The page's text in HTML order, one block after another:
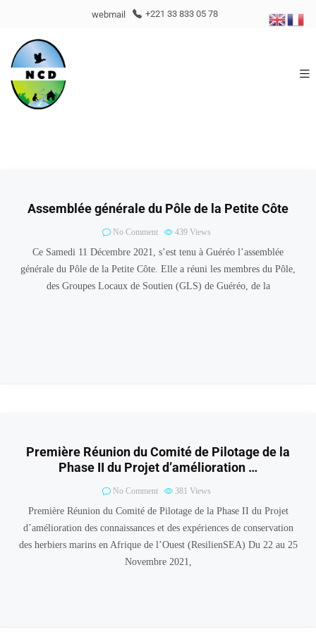
webmail +221 33 833 05 78
Assemblée générale du Pôle de la Petite Côte
No Comment 439 Views
Ce Samedi 11 Décembre 2021, s’est tenu à Guéréo l’assemblée
générale du Pôle de la Petite Côte. Elle a réuni les membres du Pôle,
des Groupes Locaux de Soutien (GLS) de Guéréo, de la
Première Réunion du Comité de Pilotage de la
Phase II du Projet d’amélioration …
No Comment 381 Views
Première Réunion du Comité de Pilotage de la Phase II du Projet
d’amélioration des connaissances et des expériences de conservation
des herbiers marins en Afrique de l’Ouest (ResilienSEA) Du 22 au 25
Novembre 2021,